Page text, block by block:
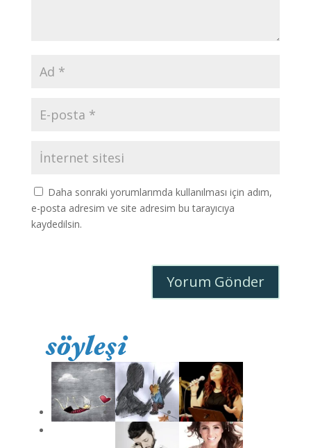
Daha sonraki yorumlarımda kullanılması için adım,
e-posta adresim ve site adresim bu tarayıcıya
kaydedilsin.